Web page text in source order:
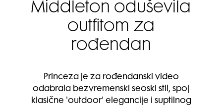
Middleton oduševila
outfitom za
rođendan
Princeza je za rođendanski video
odabrala bezvremenski seoski stil, spoj
klasične 'outdoor' elegancije i suptilnog